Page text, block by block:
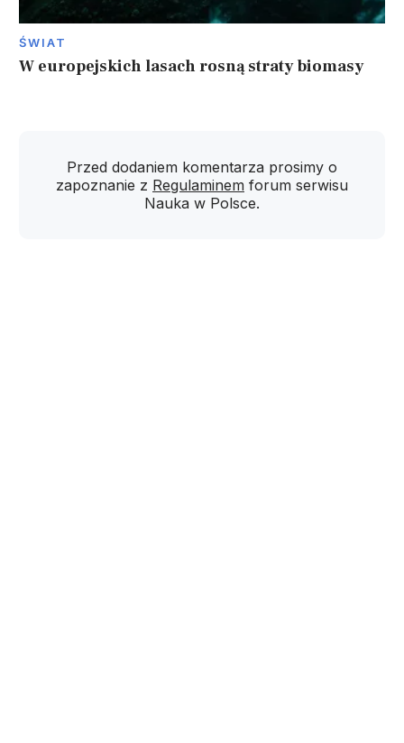
ŚWIAT
W europejskich lasach rosną straty biomasy
Przed dodaniem komentarza prosimy o
zapoznanie z Regulaminem forum serwisu
Nauka w Polsce.